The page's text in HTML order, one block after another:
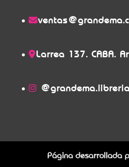
Larrea 137. CABA.
@grandema.libreria
Página desarrollada